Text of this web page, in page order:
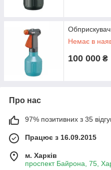
Немає в
100 000 ₴
Про нас
97% позитивних з 35
Працює з 16.09.2015
м. Харків
проспект Байрона, 75,